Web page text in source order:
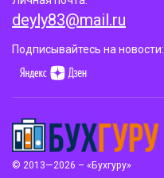
© 2013—2026 – «Бухгуру»
deyly83@mail.ru
Подписывайтесь на новости: